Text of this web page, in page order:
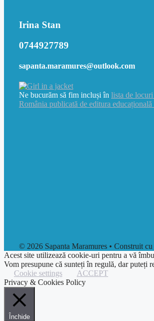
Irina Stan
0744927789
sapanta.maramures@outlook.com
Ne bucurăm să fim incluși în lista de
România publicată de editura
© 2026 Sapanta Maramures • Construit cu
Acest site utilizează cookie-uri pentru a vă
Vom presupune că sunteți în regulă, dar puteți
Cookie settings
ACCEPT
Privacy & Cookies Policy
Închide